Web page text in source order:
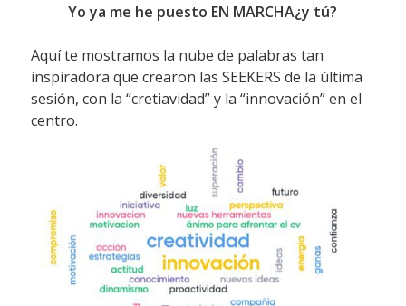
Yo ya me he puesto EN MARCHA¿y tú?
Aquí te mostramos la nube de palabras tan
inspiradora que crearon las SEEKERS de la última
sesión, con la “cretiavidad” y la “innovación” en el
centro.